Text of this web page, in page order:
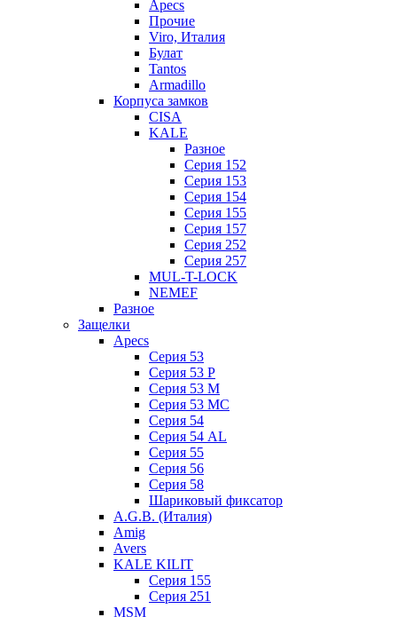
Apecs
Прочие
Viro, Италия
Булат
Tantos
Armadillo
Корпуса замков
CISA
KALE
Разное
Серия 152
Серия 153
Серия 154
Серия 155
Серия 157
Серия 252
Серия 257
MUL-T-LOCK
NEMEF
Разное
Защелки
Apecs
Серия 53
Серия 53 P
Серия 53 М
Серия 53 МC
Серия 54
Серия 54 AL
Серия 55
Серия 56
Серия 58
Шариковый фиксатор
A.G.B. (Италия)
Amig
Avers
KALE KILIT
Серия 155
Серия 251
MSM